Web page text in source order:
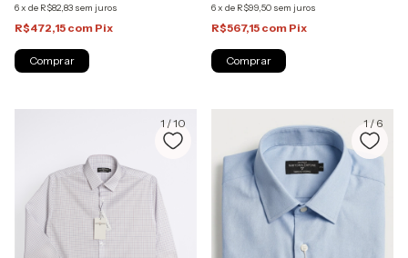
6x de R$82,83 sem juros
R$472,15 com Pix
Comprar
6x de R$99,50 sem juros
R$567,15 com Pix
Comprar
1 /10 1 / 6